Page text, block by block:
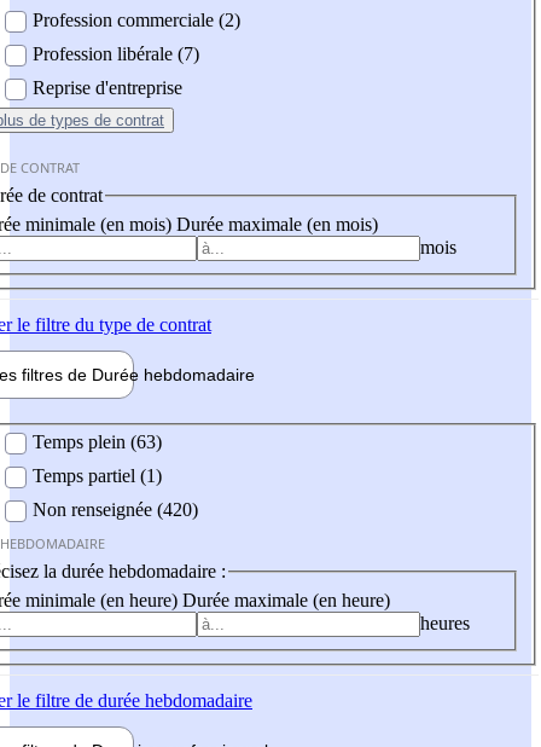
Profession commerciale (2)
Profession libérale (7)
Reprise d'entreprise
de types de contrat
CONTRAT
de contrat
minimale (en mois) Durée maximale (en mois)
mois
le filtre du type de contrat
filtres de Durée hebdomadaire
Temps plein (63)
Temps partiel (1)
Non renseignée (420)
la durée hebdomadaire :
minimale (en heure) Durée maximale (en heure)
heures
le filtre de durée hebdomadaire